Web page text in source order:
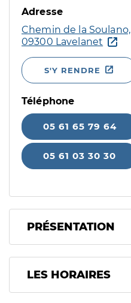
Adresse
Chemin de la Soulano,
09300 Lavelanet
S'Y RENDRE
Téléphone
05 61 65 79 64
05 61 03 30 30
PRÉSENTATION
LES HORAIRES